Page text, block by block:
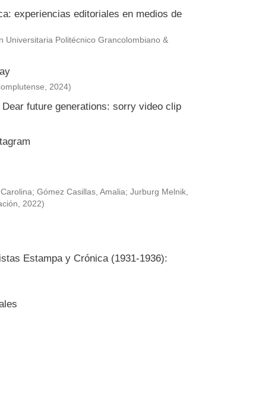
experiencias editoriales en medios de
Universitaria Politécnico Grancolombiano &
, 2024)
future generations: sorry video clip
; Gómez Casillas, Amalia; Jurburg Melnik,
, 2022)
Estampa y Crónica (1931-1936):